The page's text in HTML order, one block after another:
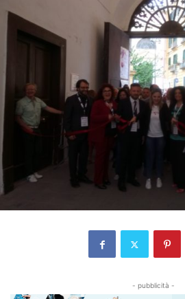
- pubblicità -